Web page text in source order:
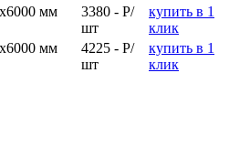
мм
3380 - Р/
шт
купить в 1
клик
мм
4225 - Р/
шт
купить в 1
клик